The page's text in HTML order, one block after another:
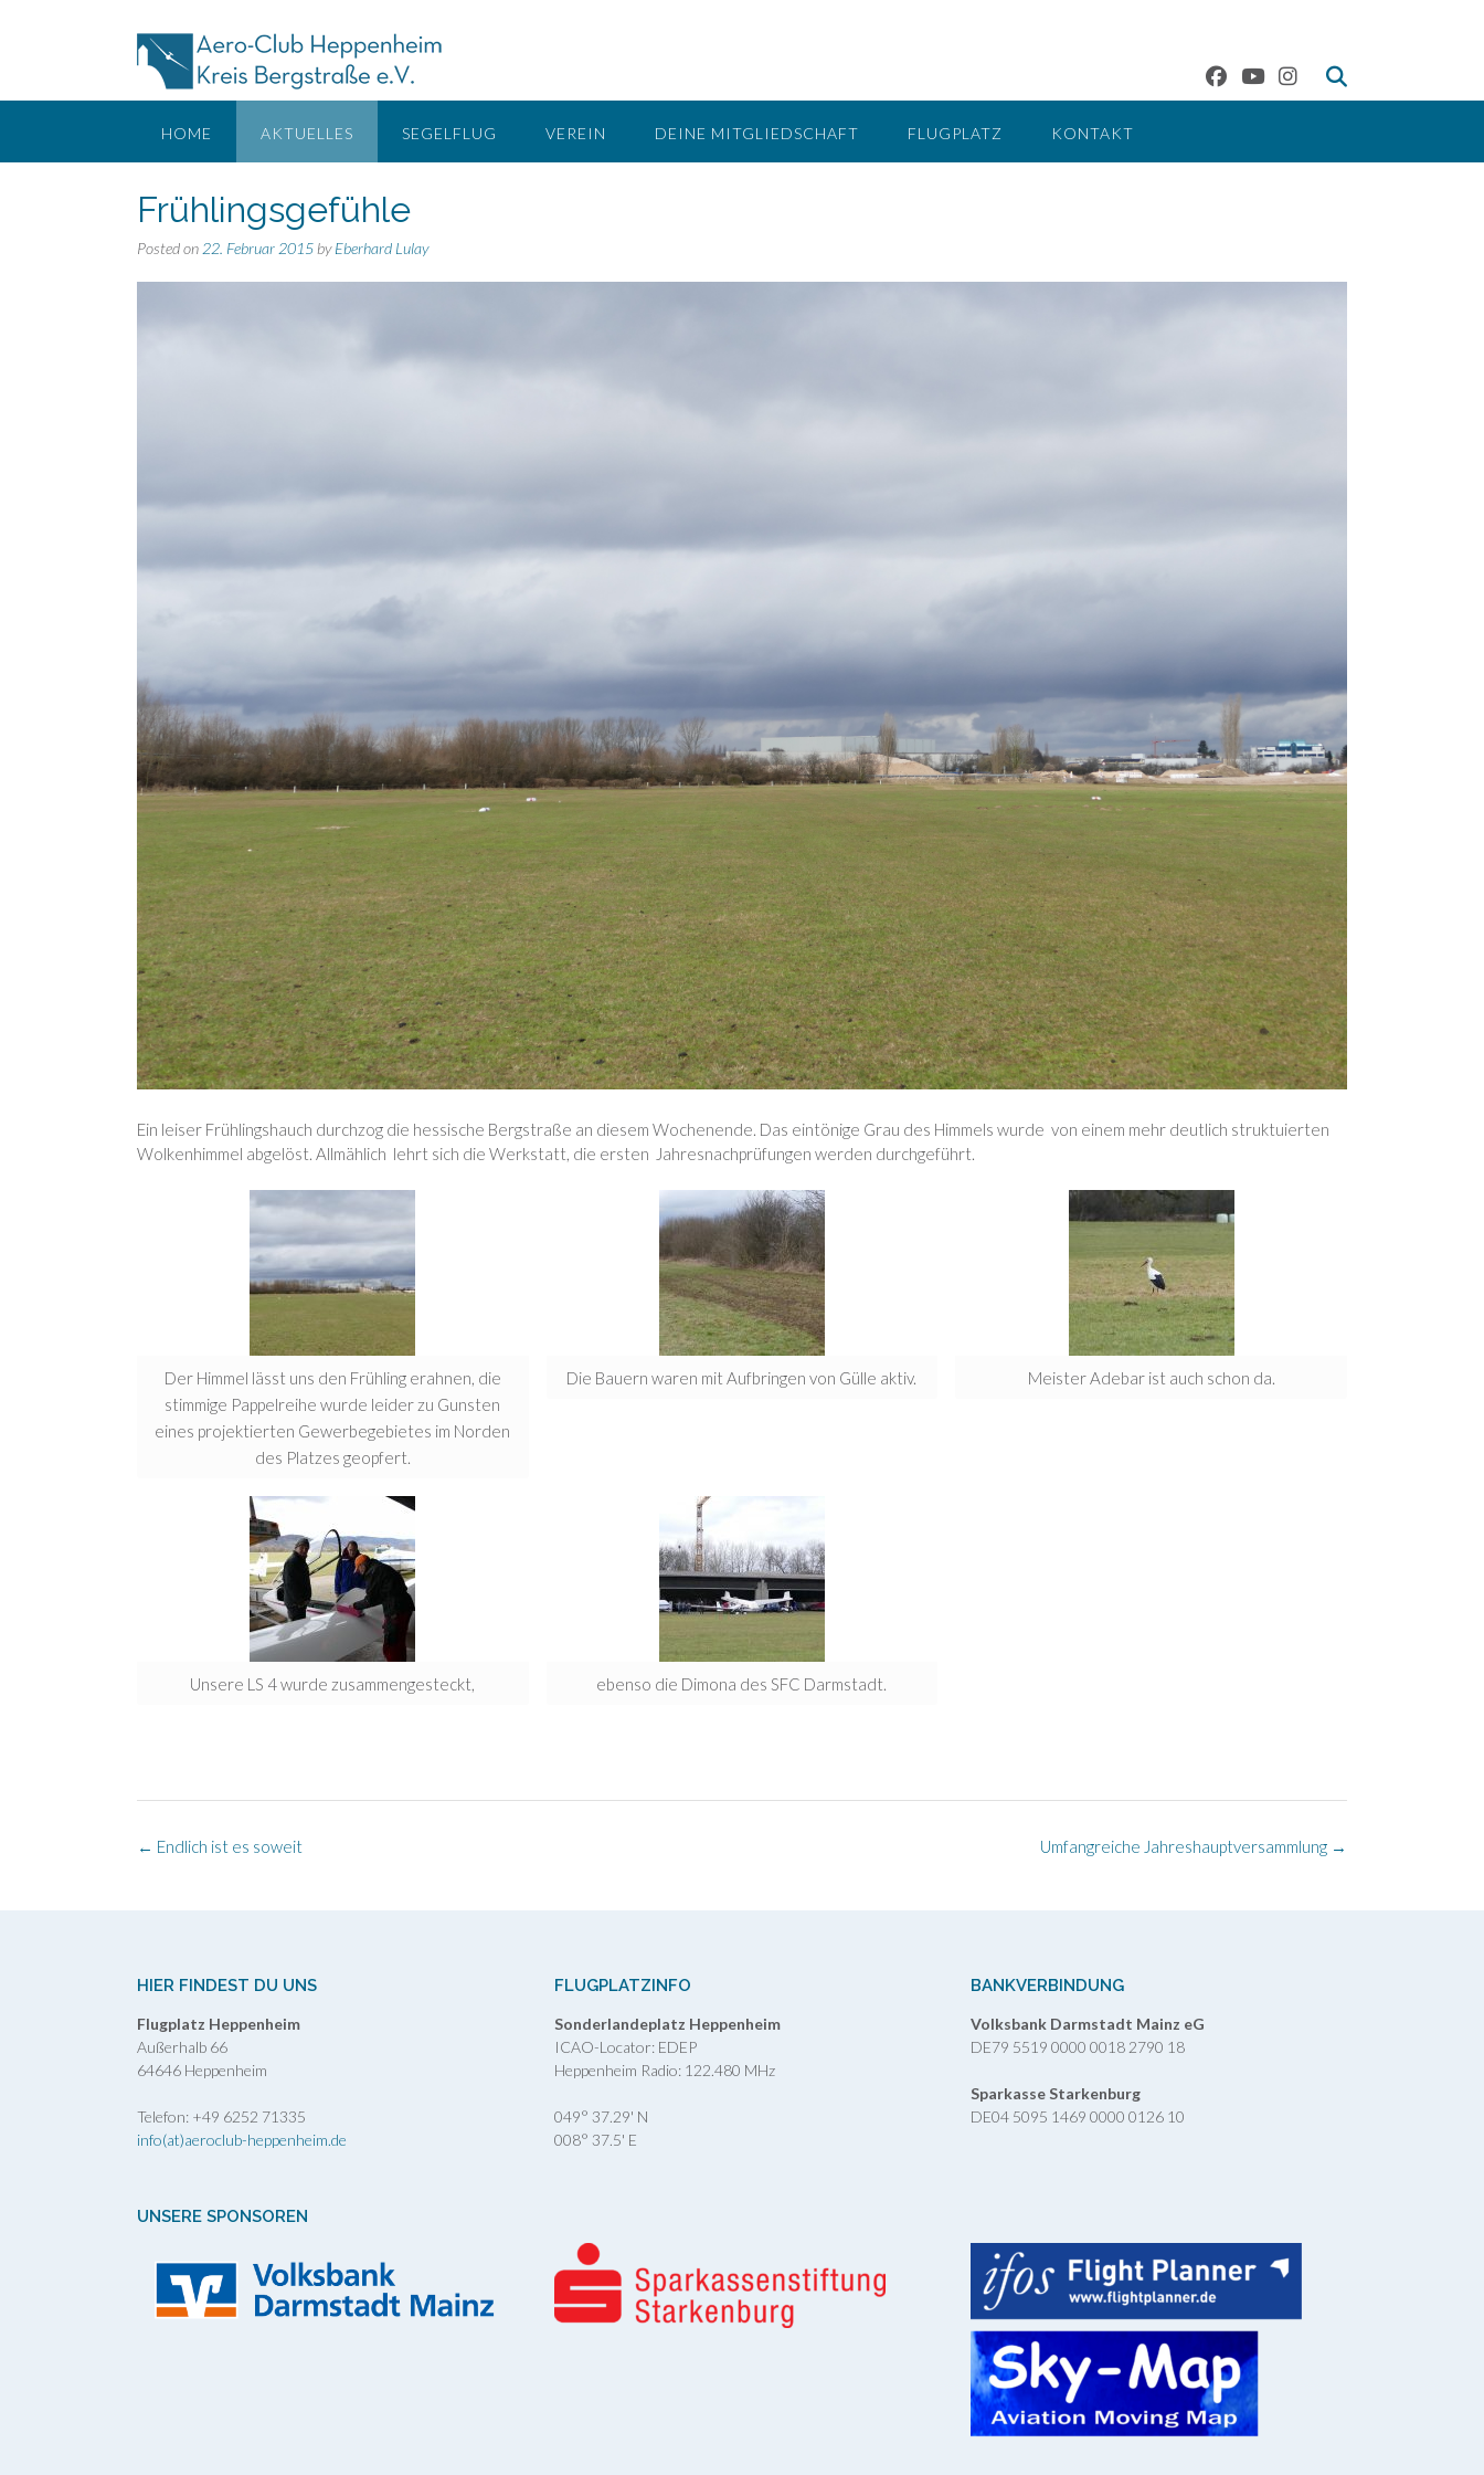
HOME AKTUELLES SEGELFLUG VEREIN DEINE MITGLIEDSCHAFT FLUGPLATZ KONTAKT
Frühlingsgefühle
Posted on 22. Februar 2015 byEberhard Lulay
Ein leiser Frühlingshauch durchzog die hessische Bergstraße an diesem Wochenende. Das eintönige Grau des Himmels wurde von einem mehr deutlich struktuierten
Wolkenhimmel abgelöst. Allmählich lehrt sich die Werkstatt, die ersten Jahresnachprüfungen werden durchgeführt.
Der Himmel lässt uns den Frühling erahnen, die
stimmige Pappelreihe wurde leider zu Gunsten
eines projektierten Gewerbegebietes im Norden
des Platzes geopfert.
Die Bauern waren mit Aufbringen von Gülle aktiv. Meister Adebar ist auch schon da.
Unsere LS 4 wurde zusammengesteckt, ebenso die Dimona des SFC Darmstadt.
Post
Umfangreiche Jahreshauptversammlung →
← Endlich ist es soweit
HIER FINDEST DU UNS
Flugplatz Heppenheim
Außerhalb 66
64646 Heppenheim
Telefon: +49 6252 71335
info(at)aeroclub-heppenheim.de
FLUGPLATZINFO
Sonderlandeplatz Heppenheim
ICAO-Locator: EDEP
Heppenheim Radio: 122.480 MHz
049° 37.29' N
008° 37.5' E
BANKVERBINDUNG
Volksbank Darmstadt Mainz eG
DE79 5519 0000 0018 2790 18
Sparkasse Starkenburg
DE04 5095 1469 0000 0126 10
UNSERE SPONSOREN